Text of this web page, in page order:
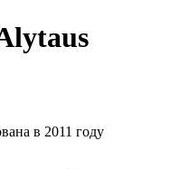
в 2011 году